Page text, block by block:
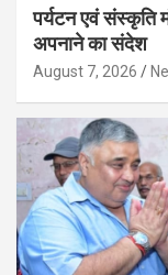
पर्यटन एवं संस्कृति
अपनाने का संदेश
August 7, 2026